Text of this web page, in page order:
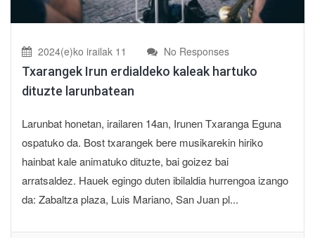
2024(e)ko irailak 11 No Responses
Txarangek Irun erdialdeko kaleak hartuko
dituzte larunbatean
Larunbat honetan, irailaren 14an, Irunen Txaranga Eguna
ospatuko da. Bost txarangek bere musikarekin hiriko
hainbat kale animatuko dituzte, bai goizez bai
arratsaldez. Hauek egingo duten ibilaldia hurrengoa izango
da: Zabaltza plaza, Luis Mariano, San Juan pl...